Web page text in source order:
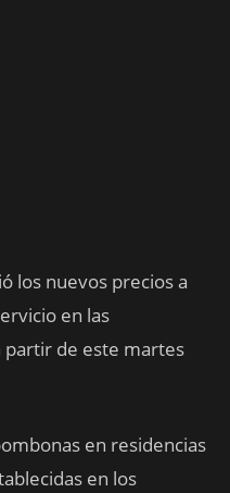
los nuevos precios a
en las
partir de este martes
en residencias
en los